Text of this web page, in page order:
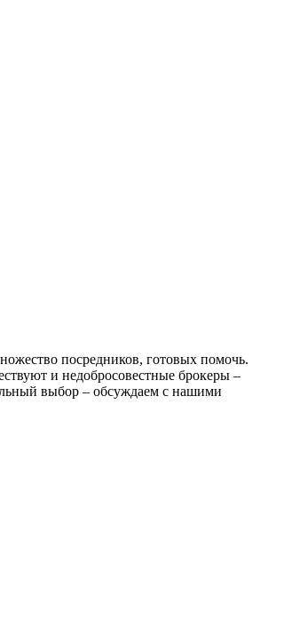
посредников, готовых помочь.
и недобросовестные брокеры –
выбор – обсуждаем с нашими